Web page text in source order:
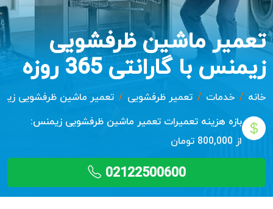
تعمیر ماشین ظرفشویی
زیمنس با گارانتی 365 روزه
خانه خدمات تعمیر ظرفشویی
تعمیر ماشین ظرفشویی
بازه هزینه تعمیرات تعمیر ماشین ظرفشویی زیمنس:
از 800,000 تومان
02122500600